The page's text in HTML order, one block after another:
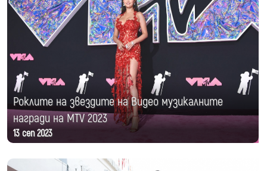
Роклите на звездите на Видео музикалните
награди на MTV 2023
13 сеп 2023